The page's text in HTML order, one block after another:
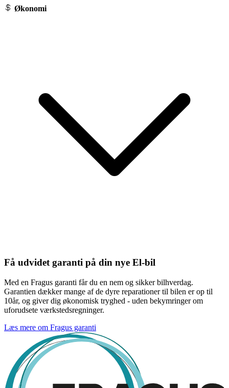
Økonomi
Få udvidet garanti på din nye El-bil
Med en Fragus garanti får du en nem og sikker bilhverdag.
Garantien dækker mange af de dyre reparationer til bilen er op til
10år, og giver dig økonomisk tryghed - uden bekymringer om
uforudsete værkstedsregninger.
Læs mere om Fragus garanti